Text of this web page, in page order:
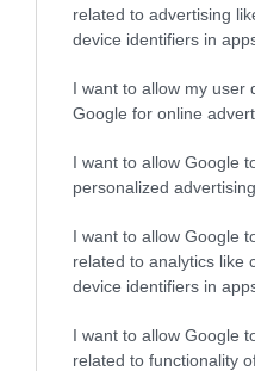
related to advertising
device identifiers in
I want to allow my user
Google for online
I want to allow Google
personalized advertising.
I want to allow Google
related to analytics like
device identifiers in
I want to allow Google
related to functionality
Ahány ház, annyi hűsítő